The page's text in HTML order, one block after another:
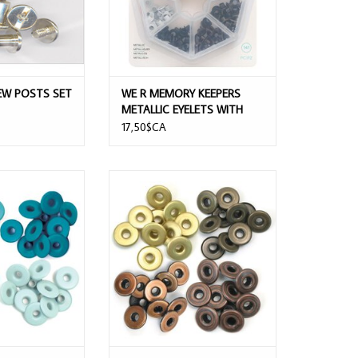
POSTS SET
WE R MEMORY KEEPERS
METALLIC EYELETS WITH
STORAGE CASE 141/PACK
17,50$CA
PANIER
40/PACK
AJOUTER AU PANIER